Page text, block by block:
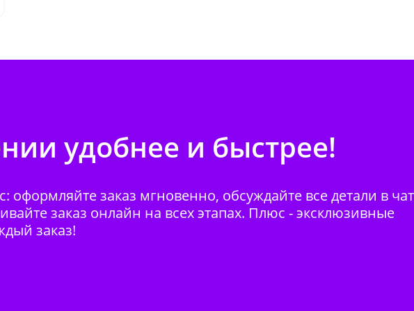
удобнее и быстрее!
оформляйте заказ мгновенно, обсуждайте все детали в
заказ онлайн на всех этапах. Плюс - эксклюзивные
заказ!